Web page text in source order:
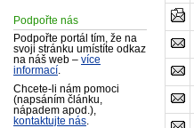
Podpořte nás
Podpořte portál tím, že na
svoji stránku umístíte odkaz
na náš web – více
informací
Chcete-li nám pomoci
(napsáním článku,
nápadem apod.),
kontaktujte nás